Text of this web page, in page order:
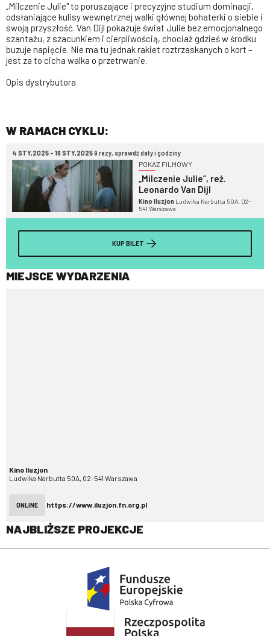
„Milczenie Julie" to poruszające i precyzyjne studium dominacji,
odsłaniające kulisy wewnętrznej walki głównej bohaterki o siebie i
swoją przyszłość. Van Dijl pokazuje świat Julie bez emocjonalnego
szantażu, z szacunkiem i cierpliwością, chociaż gdzieś w środku
buzuje napięcie. Nie ma tu jednak rakiet roztrzaskanych o kort –
jest za to cicha walka o przetrwanie.
Opis dystrybutora
W RAMACH CYKLU:
4 STY,2025 - 16 STY,20259 razy, sprawdź daty i godziny
POKAZ FILMOWY
„Milczenie Julie”, reż.
Leonardo Van Dijl
Kino Iluzjon Ludwika Narbutta 50A, 02-
541 Warszawa
KUP BILET
MIEJSCE WYDARZENIA
Kino Iluzjon
Ludwika Narbutta 50A, 02-541 Warszawa
ONLINE https://www.iluzjon.fn.org.pl
NAJBLIŻSZE PROJEKCJE